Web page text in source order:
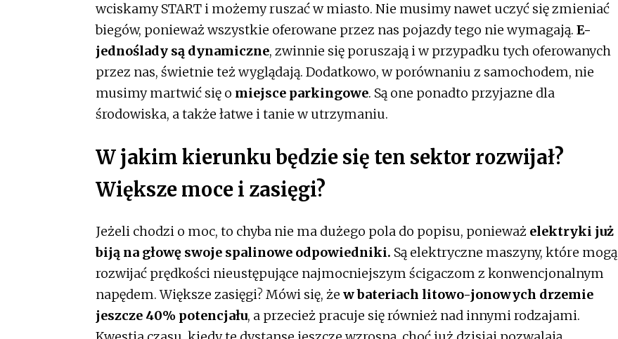
wciskamy START i możemy ruszać w miasto. Nie musimy nawet uczyć się zmieniać
biegów, ponieważ wszystkie oferowane przez nas pojazdy tego nie wymagają. E-
jednoślady są dynamiczne, zwinnie się poruszają i w przypadku tych oferowanych
przez nas, świetnie też wyglądają. Dodatkowo, w porównaniu z samochodem, nie
musimy martwić się o miejsce parkingowe. Są one ponadto przyjazne dla
środowiska, a także łatwe i tanie w utrzymaniu.
W jakim kierunku będzie się ten sektor rozwijał?
Większe moce i zasięgi?
Jeżeli chodzi o moc, to chyba nie ma dużego pola do popisu, ponieważ elektryki już
biją na głowę swoje spalinowe odpowiedniki. Są elektryczne maszyny, które mogą
rozwijać prędkości nieustępujące najmocniejszym ścigaczom z konwencjonalnym
napędem. Większe zasięgi? Mówi się, że w bateriach litowo-jonowych drzemie
jeszcze 40% potencjału, a przecież pracuje się również nad innymi rodzajami.